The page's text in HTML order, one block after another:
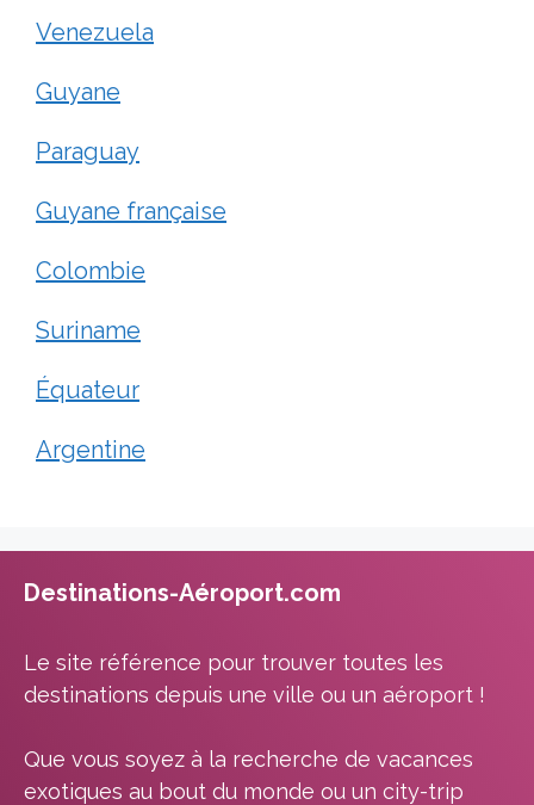
Venezuela
Guyane
Paraguay
Guyane française
Colombie
Suriname
Équateur
Argentine
Destinations-Aéroport.com
Le site référence pour trouver toutes les
destinations depuis une ville ou un aéroport !
Que vous soyez à la recherche de vacances
exotiques au bout du monde ou un city-trip